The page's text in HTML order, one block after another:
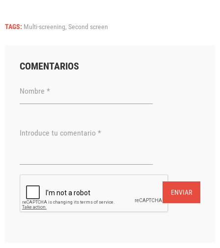
TAGS: Multi-screening, Second screen
COMENTARIOS
Nombre *
Introduce tu comentario *
ENVIAR